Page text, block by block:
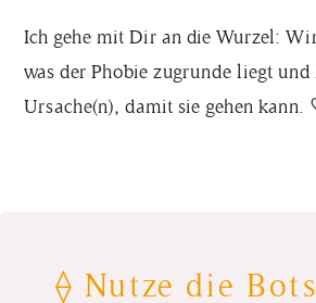
Ich gehe mit Dir an die Wurzel:
was der Phobie zugrunde liegt
Ursache(n), damit sie gehen kann.
⟠ Nutze die